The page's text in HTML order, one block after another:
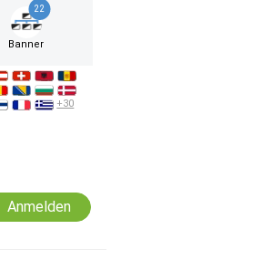
22
Banner
+30
Anmelden